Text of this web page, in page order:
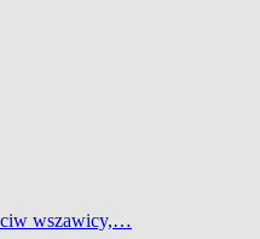
wszawicy,…